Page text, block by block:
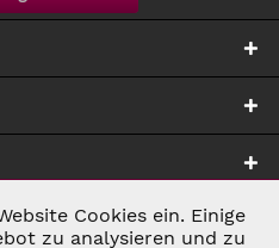
Aktiv
Cookies ein. Einige
zu analysieren und zu